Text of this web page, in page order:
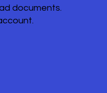
documents.